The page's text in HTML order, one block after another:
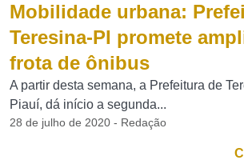
Mobilidade urbana:
Teresina-PI promete
frota de ônibus
A partir desta semana, a Prefeitura de
Piauí, dá início a segunda...
28 de julho de 2020 - Redação